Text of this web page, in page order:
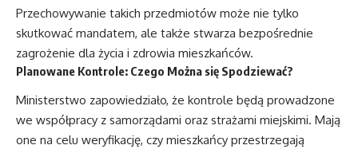
Przechowywanie takich przedmiotów może nie tylko
skutkować mandatem, ale także stwarza bezpośrednie
zagrożenie dla życia i zdrowia mieszkańców.
Planowane Kontrole: Czego Można się Spodziewać?
Ministerstwo zapowiedziało, że kontrole będą prowadzone
we współpracy z samorządami oraz strażami miejskimi. Mają
one na celu weryfikację, czy mieszkańcy przestrzegają